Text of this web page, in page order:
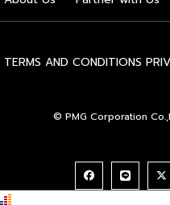
คุณวุฒิจากภาครัฐ ภาคเอกชน
เพาะความรู้เชิงปฏิบัติการให้
TERMS AND CONDITIONS
© PMG Corporation